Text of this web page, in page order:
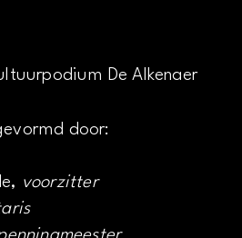
De Alkenaer
door:
voorzitter